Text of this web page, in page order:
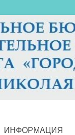
ИНФОРМАЦИЯ